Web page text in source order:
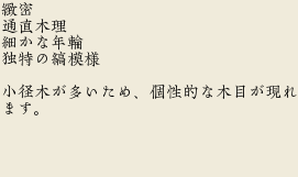
緻密
通直木理
細かな年輪
独特の縞模様
小径木が多いため、個性的な木目が現れ
ます。